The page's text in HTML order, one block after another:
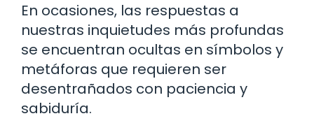
En ocasiones, las respuestas a
nuestras inquietudes más profundas
se encuentran ocultas en símbolos y
metáforas que requieren ser
desentrañados con paciencia y
sabiduría.